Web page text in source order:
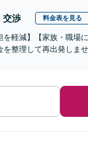
交渉 料金表を見る
を軽減】【家族・職場
整理して再出発しま